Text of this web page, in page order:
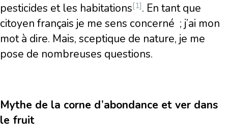
pesticides et les habitations[1]. En tant que
citoyen français je me sens concerné ; j’ai mon
mot à dire. Mais, sceptique de nature, je me
pose de nombreuses questions.
Mythe de la corne d’abondance et ver dans
le fruit